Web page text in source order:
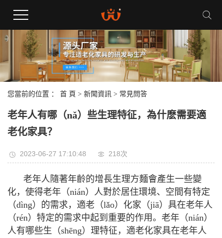
您當前的位置 ： 首 頁 > 新聞資訊 > 常見問答
老年人有哪（nǎ）些生理特征，為什麽需要適
老化家具？
2023-06-27 17:10:48 218次
老年人隨著年齡的增長生理方麵會產生一些變
化，使得老年（nián）人對於居住環境、空間有特定
（dìng）的需求，適老（lǎo）化家（jiā）具在老年人
（rén）特定的需求中起到重要的作用。老年（nián）
人有哪些生（shēng）理特征，適老化家具在老年人